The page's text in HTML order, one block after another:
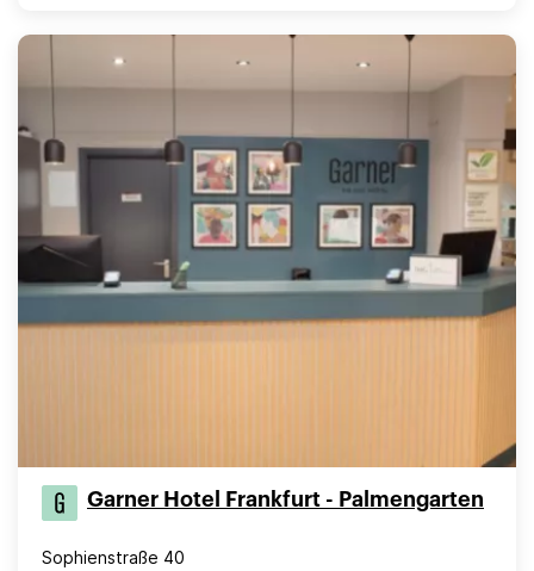
Garner Hotel Frankfurt - Palmengarten
Sophienstraße 40